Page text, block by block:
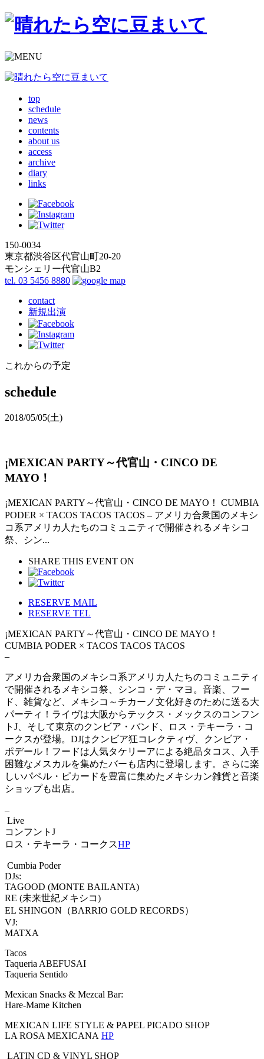
top
schedule
news
contents
about us
access
archive
diary
links
150-0034
東京都渋谷区代官山町20-20
モンシェリー代官山B2
tel. 03 5456 8880
contact
新規出演
これからの予定
schedule
2018/05/05(土)
¡MEXICAN PARTY～代官山・CINCO DE
MAYO！
¡MEXICAN PARTY～代官山・CINCO DE MAYO！ CUMBIA
PODER × TACOS TACOS TACOS – アメリカ合衆国のメキシ
コ系アメリカ人たちのコミュニティで開催されるメキシコ
祭、シン...
SHARE THIS EVENT ON
RESERVE MAIL
RESERVE TEL
¡MEXICAN PARTY～代官山・CINCO DE MAYO！
CUMBIA PODER × TACOS TACOS TACOS
–
アメリカ合衆国のメキシコ系アメリカ人たちのコミュニティ
で開催されるメキシコ祭、シンコ・デ・マヨ。音楽、フー
ド、雑貨など、メキシコ～チカーノ文化好きのために送る大
パーティ！ライヴは大阪からテックス・メックスのコンフン
トJ、そして東京のクンビア・バンド、ロス・テキーラ・コ
ークスが登場。DJはクンビア狂コレクティヴ、クンビア・
ポデール！フードは人気タケリーアによる絶品タコス、入手
困難なメスカルを集めたバーも店内に登場します。さらに楽
しいパペル・ピカードを豊富に集めたメキシカン雑貨と音楽
ショップも出店。
–
Live
コンフントJ
ロス・テキーラ・コークスHP
Cumbia Poder
DJs:
TAGOOD (MONTE BAILANTA)
RE (未来世紀メキシコ)
EL SHINGON（BARRIO GOLD RECORDS）
VJ:
MATXA
Tacos
Taqueria ABEFUSAI
Taqueria Sentido
Mexican Snacks & Mezcal Bar:
Hare-Mame Kitchen
MEXICAN LIFE STYLE & PAPEL PICADO SHOP
LA ROSA MEXICANA HP
LATIN CD & VINYL SHOP